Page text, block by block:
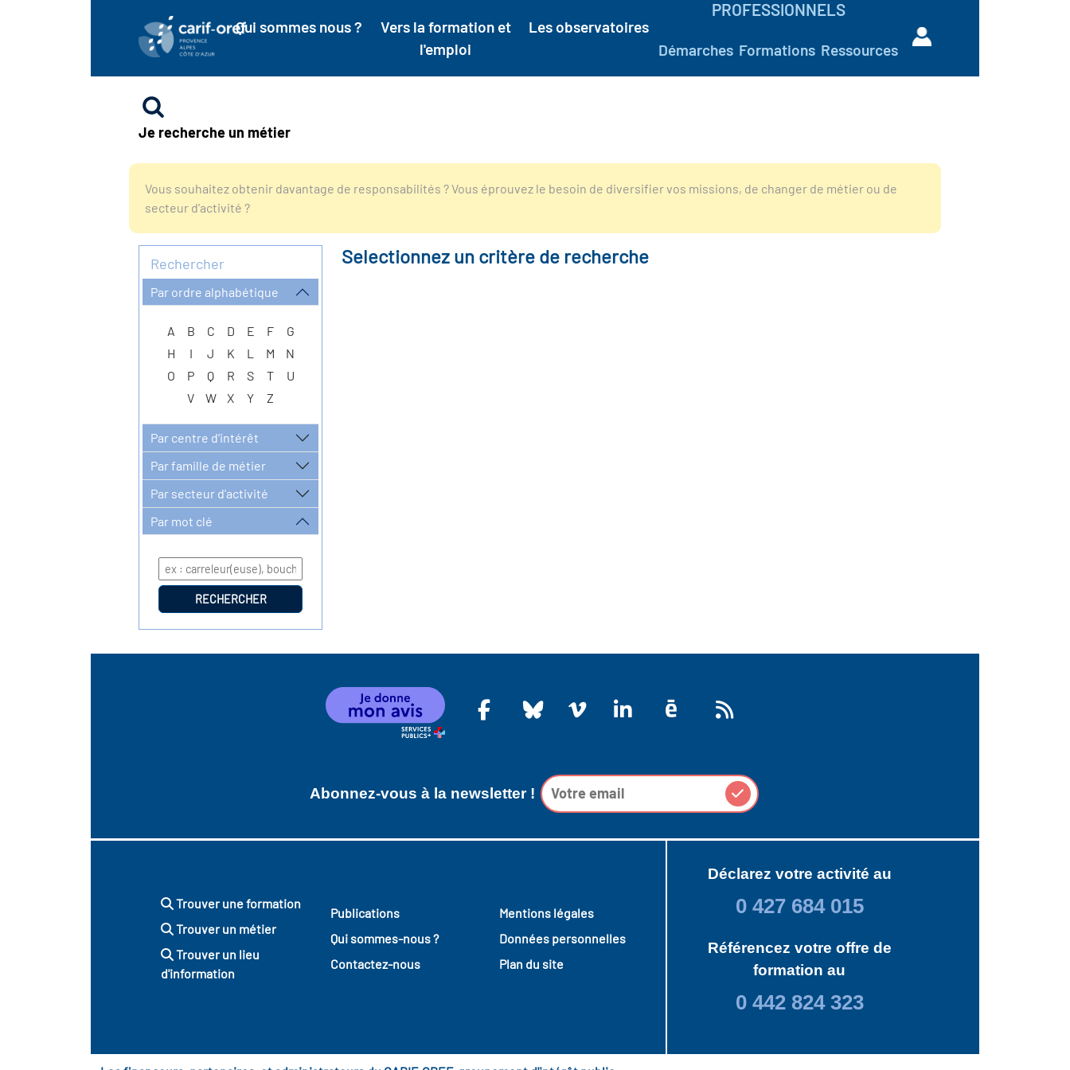
Qui sommes nous ?
Vers la formation et
l'emploi
Les observatoires
PROFESSIONNELS
Démarches Formations Ressources
Je recherche un métier
Vous souhaitez obtenir davantage de responsabilités ? Vous éprouvez le besoin de diversifier vos missions, de changer de métier ou de
secteur d'activité ?
Rechercher
Par ordre alphabétique
A B C D E F
G
H
I J K L M
N
O
P Q R S T
U
V
W X Y Z
Par centre d'intérêt
Par famille de métier
Par secteur d'activité
Par mot clé
Selectionnez un critère de recherche
Abonnez-vous à la newsletter !
Trouver une formation
Trouver un métier
Trouver un lieu
d'information
Publications
Qui sommes-nous ?
Contactez-nous
Mentions légales
Données personnelles
Plan du site
Déclarez votre activité au
0 427 684 015
Référencez votre offre de
formation au
0 442 824 323